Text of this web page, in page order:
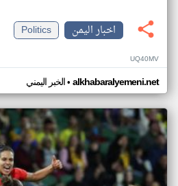
اخبار اليمن
Politics
UQ40MV
الخبر اليمني• alkhabaralyemeni.net